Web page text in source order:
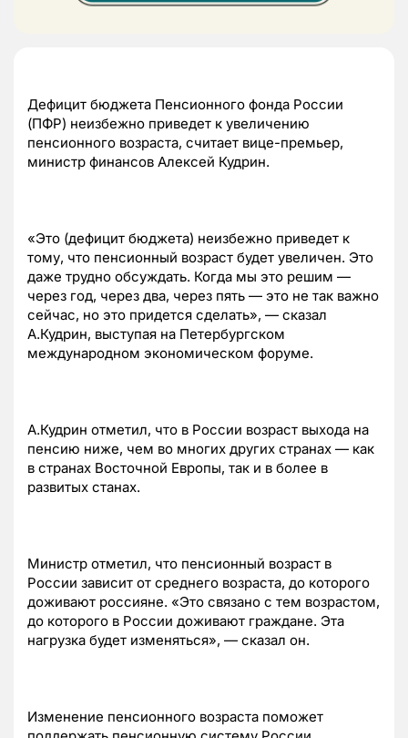
Дефицит бюджета Пенсионного фонда России
(ПФР) неизбежно приведет к увеличению
пенсионного возраста, считает вице-премьер,
министр финансов Алексей Кудрин.
«Это (дефицит бюджета) неизбежно приведет к
тому, что пенсионный возраст будет увеличен. Это
даже трудно обсуждать. Когда мы это решим —
через год, через два, через пять — это не так важно
сейчас, но это придется сделать», — сказал
А.Кудрин, выступая на Петербургском
международном экономическом форуме.
А.Кудрин отметил, что в России возраст выхода на
пенсию ниже, чем во многих других странах — как
в странах Восточной Европы, так и в более в
развитых станах.
Министр отметил, что пенсионный возраст в
России зависит от среднего возраста, до которого
доживают россияне. «Это связано с тем возрастом,
до которого в России доживают граждане. Эта
нагрузка будет изменяться», — сказал он.
Изменение пенсионного возраста поможет